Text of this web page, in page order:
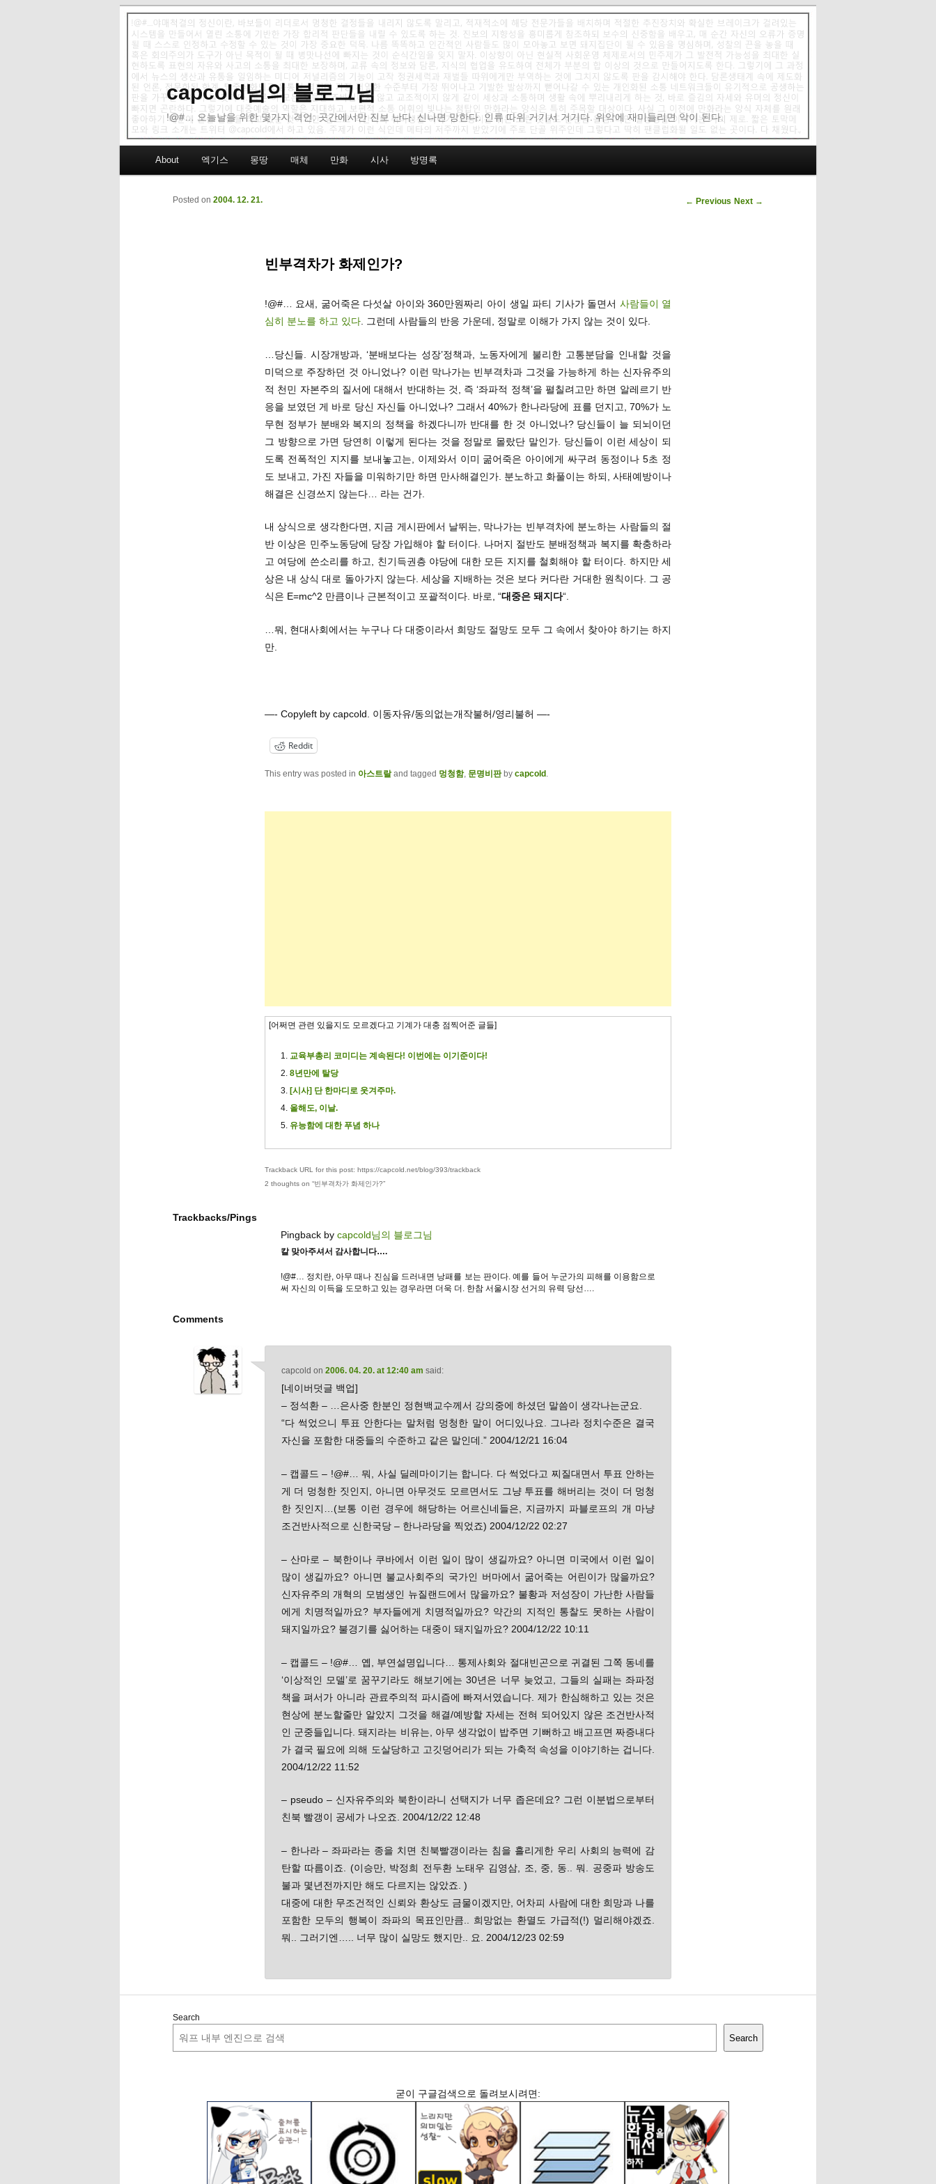
capcold님의 블로그님
!@#… 오늘날을 위한 몇가지 격언: 곳간에서만 진보 난다. 신나면 망한다. 인류 따위 거기서 거기다. 위악에 재미들리면 악이 된다.
Skip to primary content
Skip to secondary content
About 엑기스 몽땅 매체 만화 시사 방명록
Post navigation
← Previous Next →
빈부격차가 화제인가?
Posted on 2004. 12. 21.
!@#… 요새, 굶어죽은 다섯살 아이와 360만원짜리 아이 생일 파티 기사가 돌면서 사람들이 열
심히 분노를 하고 있다. 그런데 사람들의 반응 가운데, 정말로 이해가 가지 않는 것이 있다.
…당신들. 시장개방과, ‘분배보다는 성장’정책과, 노동자에게 불리한 고통분담을 인내할 것을
미덕으로 주장하던 것 아니었나? 이런 막나가는 빈부격차과 그것을 가능하게 하는 신자유주의
적 천민 자본주의 질서에 대해서 반대하는 것, 즉 ‘좌파적 정책’을 펼칠려고만 하면 알레르기 반
응을 보였던 게 바로 당신 자신들 아니었나? 그래서 40%가 한나라당에 표를 던지고, 70%가 노
무현 정부가 분배와 복지의 정책을 하겠다니까 반대를 한 것 아니었나? 당신들이 늘 되뇌이던
그 방향으로 가면 당연히 이렇게 된다는 것을 정말로 몰랐단 말인가. 당신들이 이런 세상이 되
도록 전폭적인 지지를 보내놓고는, 이제와서 이미 굶어죽은 아이에게 싸구려 동정이나 5초 정
도 보내고, 가진 자들을 미워하기만 하면 만사해결인가. 분노하고 화풀이는 하되, 사태예방이나
해결은 신경쓰지 않는다… 라는 건가.
내 상식으로 생각한다면, 지금 게시판에서 날뛰는, 막나가는 빈부격차에 분노하는 사람들의 절
반 이상은 민주노동당에 당장 가입해야 할 터이다. 나머지 절반도 분배정책과 복지를 확충하라
고 여당에 쓴소리를 하고, 친기득권층 야당에 대한 모든 지지를 철회해야 할 터이다. 하지만 세
상은 내 상식 대로 돌아가지 않는다. 세상을 지배하는 것은 보다 커다란 거대한 원칙이다. 그 공
식은 E=mc^2 만큼이나 근본적이고 포괄적이다. 바로, “대중은 돼지다“.
…뭐, 현대사회에서는 누구나 다 대중이라서 희망도 절망도 모두 그 속에서 찾아야 하기는 하지
만.
—- Copyleft by capcold. 이동자유/동의없는개작불허/영리불허 —-
Reddit
This entry was posted in 아스트랄and tagged 멍청함, 문명비판by capcold .
[어쩌면 관련 있을지도 모르겠다고 기계가 대충 점찍어준 글들]
교육부총리 코미디는 계속된다! 이번에는 이기준이다!
8년만에 탈당
[시사] 단 한마디로 웃겨주마.
올해도, 이날.
유능함에 대한 푸념 하나
Trackback URL for this post: https://capcold.net/blog/393/trackback
2 thoughts on “빈부격차가 화제인가?”
Trackbacks/Pings
Pingback by capcold님의 블로그님
칼 맞아주셔서 감사합니다….
!@#… 정치란, 아무 때나 진심을 드러내면 낭패를 보는 판이다. 예를 들어 누군가의 피해를 이용함으로
써 자신의 이득을 도모하고 있는 경우라면 더욱 더. 한참 서울시장 선거의 유력 당선….
Comments
capcold on 2006. 04. 20. at 12:40 am said:
[네이버덧글 백업]
– 정석환 – …은사중 한분인 정현백교수께서 강의중에 하셨던 말씀이 생각나는군요.
“다 썩었으니 투표 안한다는 말처럼 멍청한 말이 어디있나요. 그나라 정치수준은 결국
자신을 포함한 대중들의 수준하고 같은 말인데.” 2004/12/21 16:04
– 캡콜드 – !@#… 뭐, 사실 딜레마이기는 합니다. 다 썩었다고 찌질대면서 투표 안하는
게 더 멍청한 짓인지, 아니면 아무것도 모르면서도 그냥 투표를 해버리는 것이 더 멍청
한 짓인지…(보통 이런 경우에 해당하는 어르신네들은, 지금까지 파블로프의 개 마냥
조건반사적으로 신한국당 – 한나라당을 찍었죠) 2004/12/22 02:27
– 산마로 – 북한이나 쿠바에서 이런 일이 많이 생길까요? 아니면 미국에서 이런 일이
많이 생길까요? 아니면 불교사회주의 국가인 버마에서 굶어죽는 어린이가 많을까요?
신자유주의 개혁의 모범생인 뉴질랜드에서 많을까요? 불황과 저성장이 가난한 사람들
에게 치명적일까요? 부자들에게 치명적일까요? 약간의 지적인 통찰도 못하는 사람이
돼지일까요? 불경기를 싫어하는 대중이 돼지일까요? 2004/12/22 10:11
– 캡콜드 – !@#… 옙, 부연설명입니다… 통제사회와 절대빈곤으로 귀결된 그쪽 동네를
‘이상적인 모델’로 꿈꾸기라도 해보기에는 30년은 너무 늦었고, 그들의 실패는 좌파정
책을 펴서가 아니라 관료주의적 파시즘에 빠져서였습니다. 제가 한심해하고 있는 것은
현상에 분노할줄만 알았지 그것을 해결/예방할 자세는 전혀 되어있지 않은 조건반사적
인 군중들입니다. 돼지라는 비유는, 아무 생각없이 밥주면 기뻐하고 배고프면 짜증내다
가 결국 필요에 의해 도살당하고 고깃덩어리가 되는 가축적 속성을 이야기하는 겁니다.
2004/12/22 11:52
– pseudo – 신자유주의와 북한이라니 선택지가 너무 좁은데요? 그런 이분법으로부터
친북 빨갱이 공세가 나오죠. 2004/12/22 12:48
– 한나라 – 좌파라는 종을 치면 친북빨갱이라는 침을 흘리게한 우리 사회의 능력에 감
탄할 따름이죠. (이승만, 박정희 전두환 노태우 김영삼, 조, 중, 동.. 뭐. 공중파 방송도
불과 몇년전까지만 해도 다르지는 않았죠. )
대중에 대한 무조건적인 신뢰와 환상도 금물이겠지만, 어차피 사람에 대한 희망과 나를
포함한 모두의 행복이 좌파의 목표인만큼.. 희망없는 환멸도 가급적(!) 멀리해야겠죠.
뭐.. 그러기엔….. 너무 많이 실망도 했지만.. 요. 2004/12/23 02:59
Search
Search
굳이 구글검색으로 돌려보시려면: